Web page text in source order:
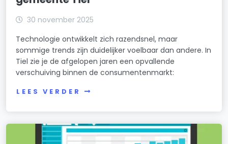
30 november 2025
Technologie ontwikkelt zich razendsnel, maar
sommige trends zijn duidelijker voelbaar dan andere. In
Tiel zie je de afgelopen jaren een opvallende
verschuiving binnen de consumentenmarkt:
LEES VERDER